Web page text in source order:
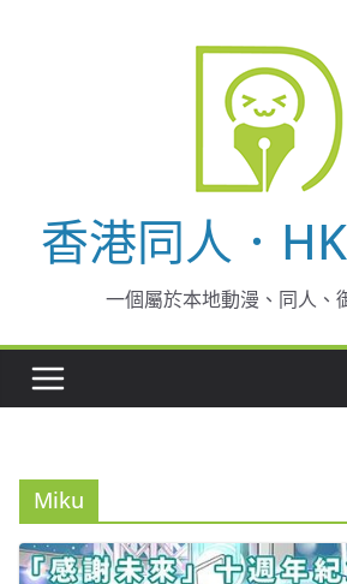
香港同人．
一個屬於本地動漫、同人、
Miku